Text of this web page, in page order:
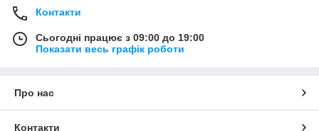
Контакти
Сьогодні працює з 09:00 до 19:00
Показати весь графік роботи
Про нас
Контакти